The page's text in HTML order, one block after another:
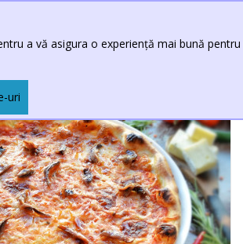
a vă asigura o experiență mai bună
uri